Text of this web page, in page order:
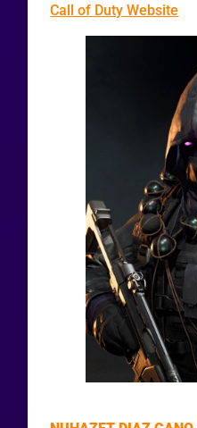
Call of Duty Website